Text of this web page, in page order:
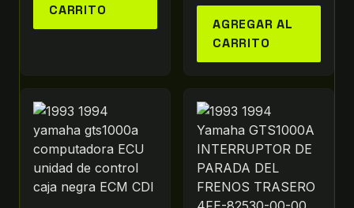
CARRITO
AGREGAR AL
CARRITO